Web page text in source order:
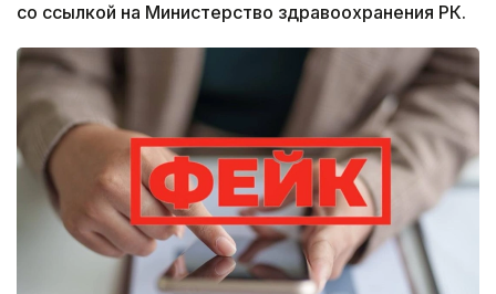
со ссылкой на Министерство здравоохранения РК.